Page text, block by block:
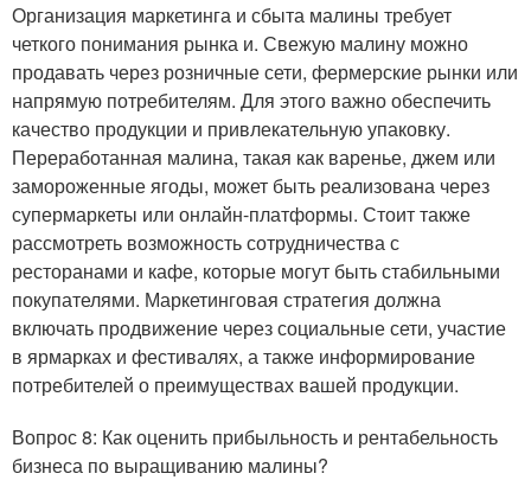
Организация маркетинга и сбыта малины требует
четкого понимания рынка и. Свежую малину можно
продавать через розничные сети, фермерские рынки или
напрямую потребителям. Для этого важно обеспечить
качество продукции и привлекательную упаковку.
Переработанная малина, такая как варенье, джем или
замороженные ягоды, может быть реализована через
супермаркеты или онлайн-платформы. Стоит также
рассмотреть возможность сотрудничества с
ресторанами и кафе, которые могут быть стабильными
покупателями. Маркетинговая стратегия должна
включать продвижение через социальные сети, участие
в ярмарках и фестивалях, а также информирование
потребителей о преимуществах вашей продукции.
Вопрос 8: Как оценить прибыльность и рентабельность
бизнеса по выращиванию малины?